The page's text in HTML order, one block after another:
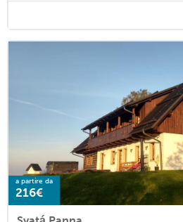
a partire da
216€